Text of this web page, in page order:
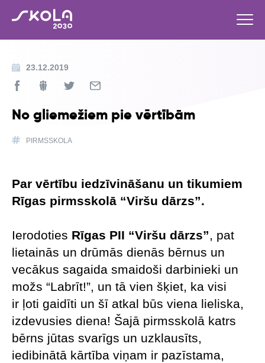
23.12.2019
No gliemežiem pie vērtībām
PIRMSSKOLA
Par vērtību iedzīvināšanu un tikumiem
Rīgas pirmsskolā “Viršu dārzs”.
Ierodoties Rīgas PII “Viršu dārzs”, pat
lietainās un drūmās dienās bērnus un
vecākus sagaida smaidoši darbinieki un
možs “Labrīt!”, un tā vien šķiet, ka visi
ir ļoti gaidīti un šī atkal būs viena lieliska,
izdevusies diena! Šajā pirmsskolā katrs
bērns jūtas svarīgs un uzklausīts,
iedibinātā kārtība viņam ir pazīstama,